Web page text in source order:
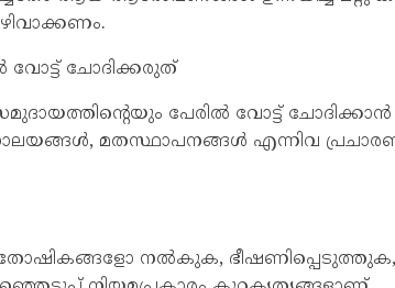
വോട്ട് ചോദിക്കരുത്
പേരിൽ വോട്ട് ചോദിക്കാൻ
മതസ്ഥാപനങ്ങൾ എന്നിവ
നൽകുക, ഭീഷണിപ്പെടുത്തുക,